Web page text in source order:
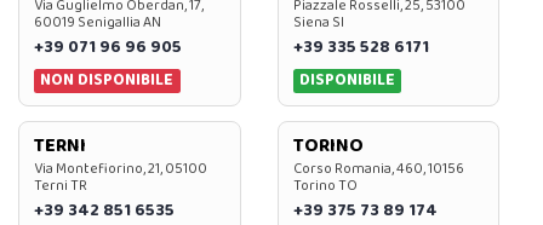
Via Guglielmo Oberdan, 17,
60019 Senigallia AN
+39 071 96 96 905
NON DISPONIBILE
Piazzale Rosselli, 25, 53100
Siena SI
+39 335 528 6171
DISPONIBILE
TERNI
Via Montefiorino, 21, 05100
Terni TR
+39 342 851 6535
TORINO
Corso Romania, 460, 10156
Torino TO
+39 375 73 89 174